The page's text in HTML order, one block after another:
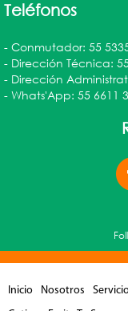
Teléfonos
- Conmutador: 55
- Dirección Técnica:
- Dirección
- Whats'App: 55 6611
Inicio Nosotros